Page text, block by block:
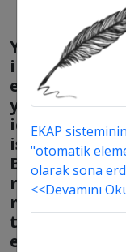
Yapım
ihalesinde
ekonomik
yeterlilik
için
istenen
Banka
referans
mektubunun
teklif
edilen
EKAP
"otomatik
olarak sona
<<Devamını